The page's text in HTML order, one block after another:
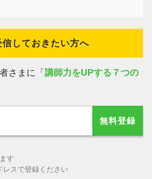
しておきたい方へ
さまに「 講師力をUPする７つの
無料登録
す
レスで登録ください